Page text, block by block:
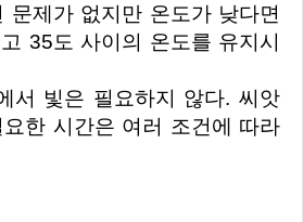
문제가 없지만 온도가 낮다면
35도 사이의 온도를 유지시
서 빛은 필요하지 않다. 씨앗
한 시간은 여러 조건에 따라